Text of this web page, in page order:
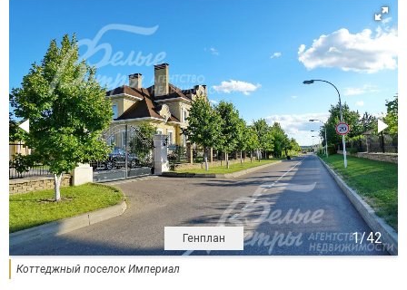
Генплан
Коттеджный поселок Империал